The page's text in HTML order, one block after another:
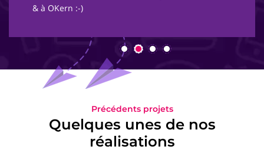
& à OKern :-)
Précédents projets
Quelques unes de nos
réalisations